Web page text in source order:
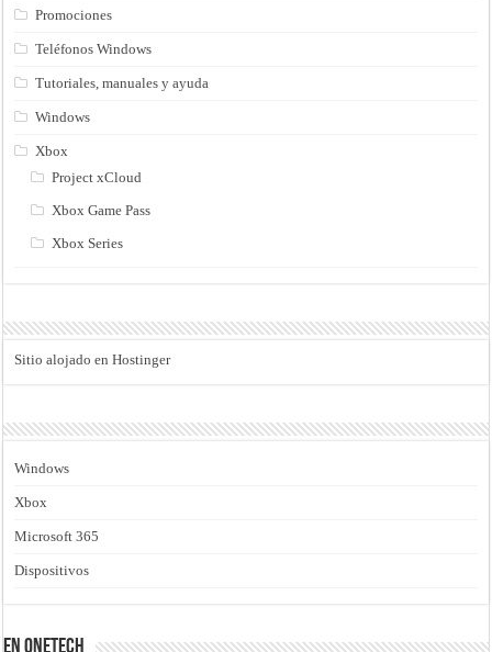
Promociones
Teléfonos Windows
Tutoriales, manuales y ayuda
Windows
Xbox
Project xCloud
Xbox Game Pass
Xbox Series
Sitio alojado en Hostinger
Windows
Xbox
Microsoft 365
Dispositivos